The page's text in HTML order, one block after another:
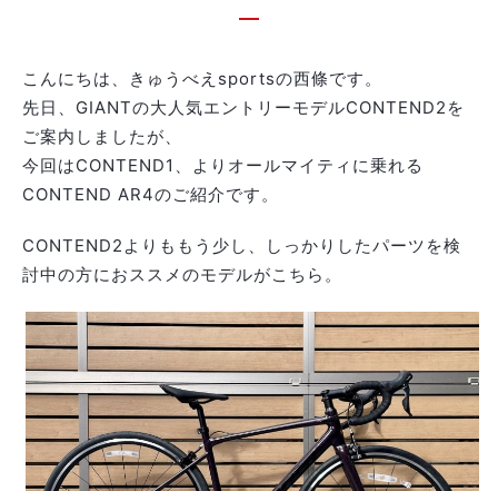
こんにちは、きゅうべえsportsの西條です。
先日、GIANTの大人気エントリーモデルCONTEND2を
ご案内しましたが、
今回はCONTEND1、よりオールマイティに乗れる
CONTEND AR4のご紹介です。
CONTEND2よりももう少し、しっかりしたパーツを検
討中の方におススメのモデルがこちら。